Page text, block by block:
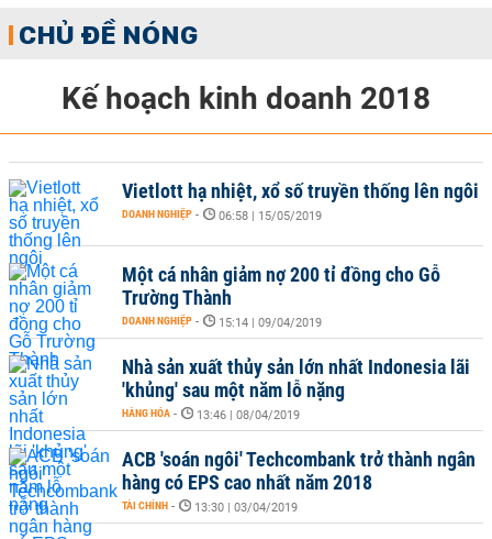
CHỦ ĐỀ NÓNG
Kế hoạch kinh doanh 2018
Vietlott hạ nhiệt, xổ số truyền thống lên ngôi
DOANH NGHIỆP - 06:58 | 15/05/2019
Một cá nhân giảm nợ 200 tỉ đồng cho Gỗ
Trường Thành
DOANH NGHIỆP - 15:14 | 09/04/2019
Nhà sản xuất thủy sản lớn nhất Indonesia lãi
'khủng' sau một năm lỗ nặng
HÀNG HÓA - 13:46 | 08/04/2019
ACB 'soán ngôi' Techcombank trở thành ngân
hàng có EPS cao nhất năm 2018
TÀI CHÍNH - 13:30 | 03/04/2019